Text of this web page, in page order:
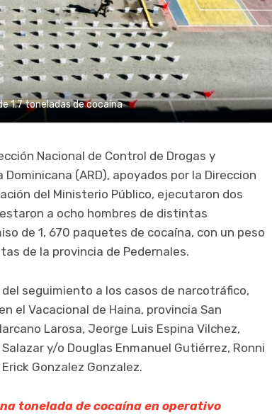
1.7 toneladas de cocaína
Nacional de Control de Drogas y
(ARD), apoyados por la Direccion
del Ministerio Público, ejecutaron dos
a ocho hombres de distintas
de 1, 670 paquetes de cocaína, con un peso
de la provincia de Pedernales.
seguimiento a los casos de narcotráfico,
el Vacacional de Haina, provincia San
Larosa, Jeorge Luis Espina Vilchez,
y/o Douglas Enmanuel Gutiérrez, Ronni
Gonzalez Gonzalez.
tonelada de cocaína en operativo